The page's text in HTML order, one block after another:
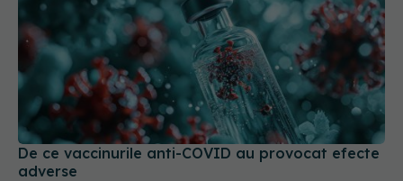
De ce vaccinurile anti-COVID au provocat efecte
adverse